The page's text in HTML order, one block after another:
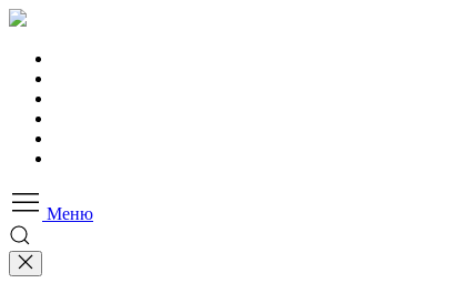
Меню